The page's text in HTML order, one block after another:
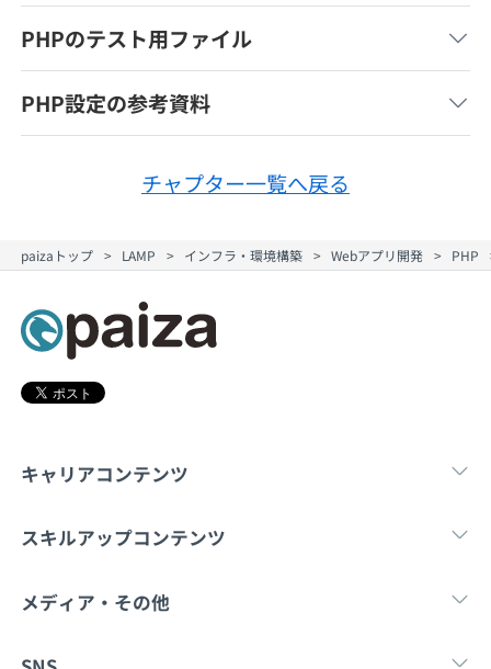
法人向けプラン
学校向けプラン
契約内容・クーポン
PHPのテスト用ファイル
PHP設定の参考資料
チャプター一覧へ戻る
paizaトップ LAMP インフラ・環境構築 Webアプリ開発 PHP
キャリアコンテンツ
転職・キャリア 新卒就
スキルアップコンテンツ
学習 マンガ・ゲーム
メディア・その他
Tech Team Journal note